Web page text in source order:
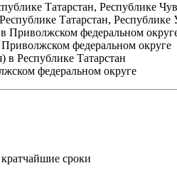
Татарстан, Республике
Татарстан,
Приволжском федеральном
федеральном округе
Республике Татарстан
федеральном округе
сроки